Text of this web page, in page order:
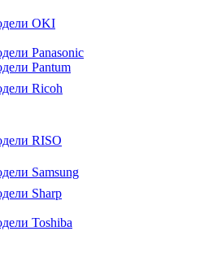
OKI
Panasonic
Pantum
Ricoh
RISO
Samsung
Sharp
Toshiba